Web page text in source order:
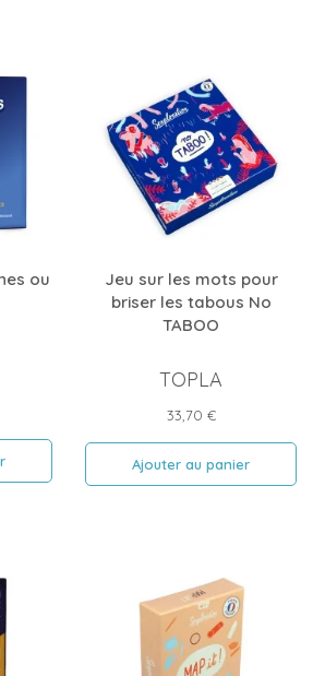
ou
Jeu sur les mots pour
briser les tabous No
TABOO
TOPLA
Prix
33,70 €
Ajouter au panier